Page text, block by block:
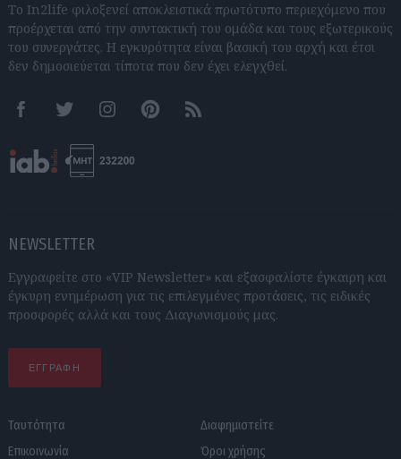
Το In2life φιλοξενεί αποκλειστικά πρωτότυπο περιεχόμενο που
προέρχεται από την συντακτική του ομάδα και τους εξωτερικούς
του συνεργάτες. Η εγκυρότητα είναι βασική του αρχή και έτσι
δεν δημοσιεύεται τίποτα που δεν έχει ελεγχθεί.
FacebookTwitter InstagramPinterestRSS feeds
NEWSLETTER
Εγγραφείτε στο «VIP Newsletter» και εξασφαλίστε έγκαιρη και
έγκυρη ενημέρωση για τις επιλεγμένες προτάσεις, τις ειδικές
προσφορές αλλά και τους Διαγωνισμούς μας.
ΕΓΓΡΑΦΗ
Ταυτότητα
Επικοινωνία
Διαφημιστείτε
Όροι χρήσης